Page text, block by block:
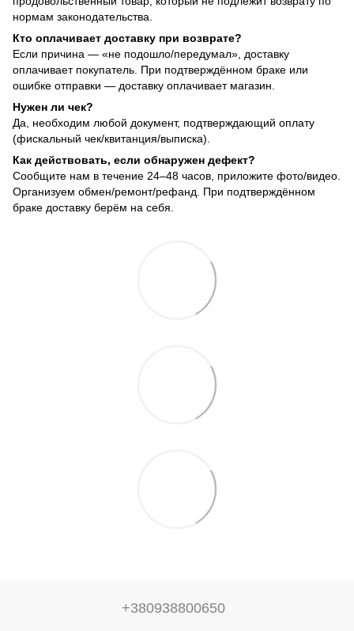
нормам законодательства.
Кто оплачивает доставку при возврате?
Если причина — «не подошло/передумал», доставку
оплачивает покупатель. При подтверждённом браке или
ошибке отправки — доставку оплачивает магазин.
Нужен ли чек?
Да, необходим любой документ, подтверждающий оплату
(фискальный чек/квитанция/выписка).
Как действовать, если обнаружен дефект?
Сообщите нам в течение 24–48 часов, приложите фото/видео.
Организуем обмен/ремонт/рефанд. При подтверждённом
браке доставку берём на себя.
+380938800650